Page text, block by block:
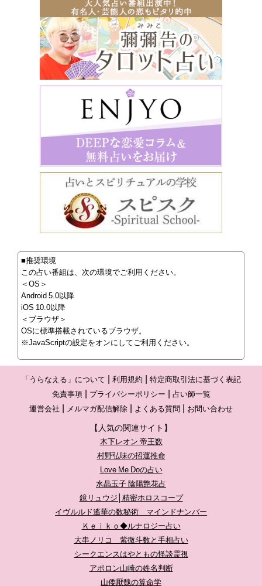
■推奨環境
この占い番組は、次の環境でご利用ください。
＜OS＞
Android 5.0以降
iOS 10.0以降
＜ブラウザ＞
OSに標準搭載されているブラウザ。
※JavaScriptの設定をオンにしてご利用ください。
「うらなえる」について 利用規約
特定商取引法に基づく表記
免責事項
プライバシーポリシー
占い師一覧
運営会社
メルマガ配信解除 よくある質問 お問い合わせ
【人気の関連サイト】
木下レオン 帝王数
村野弘味の招運推命
Love Me Doの占い
水晶玉子 陰陽艶花占
鏡リュウジ│精密ホロスコープ
イヴルルド遙華の数秘術 マインドナンバー
Ｋｅｉｋｏ◆ルナロジー占い
大串ノリコ 紫微斗数と手相占い
シークエンスはやともの怪談霊視
アポロン山崎の姓名判断
山倭厭魏の算命学